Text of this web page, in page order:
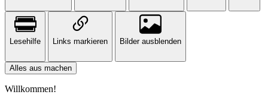
Lesehilfe Links markieren Bilder ausblenden
Alles aus machen
Willkommen!